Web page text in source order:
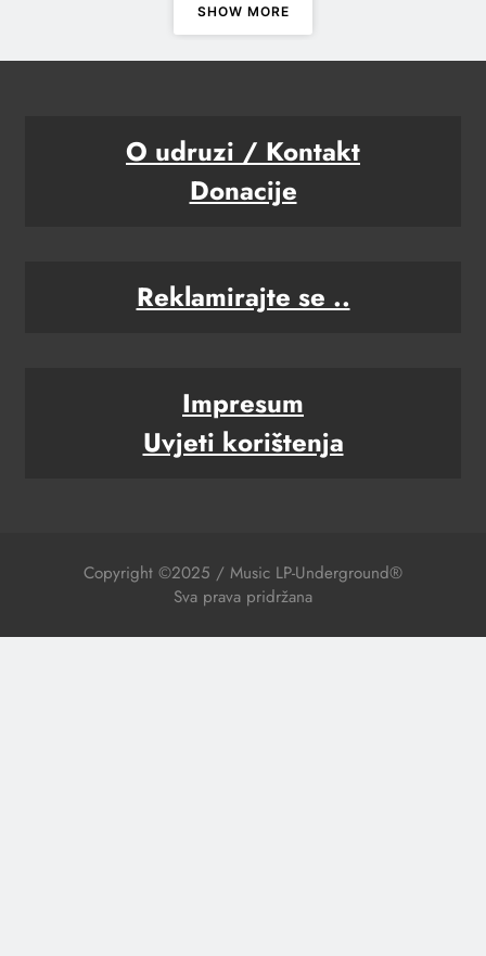
SHOW MORE
O udruzi / Kontakt
Donacije
Reklamirajte se ..
Impresum
Uvjeti korištenja
Copyright ©2025 / Music LP-Underground®
Sva prava pridržana